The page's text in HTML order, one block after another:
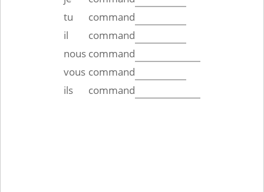
tu
command
il
command
nous command
vous command
ils
command